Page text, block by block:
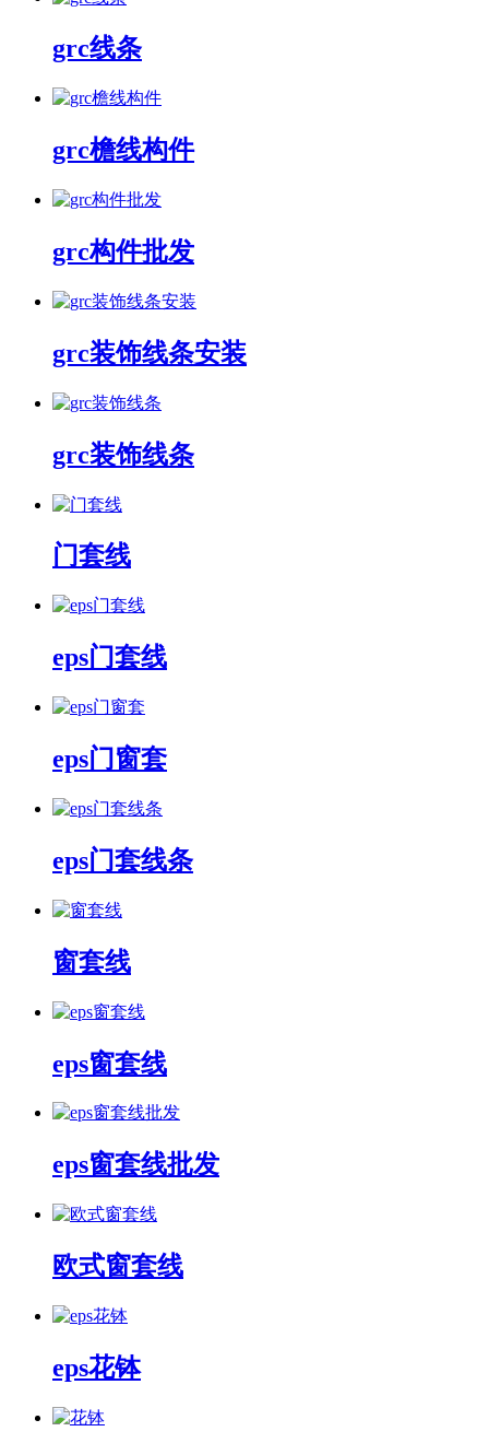
grc线条
grc檐线构件
grc构件批发
grc装饰线条安装
grc装饰线条
门套线
eps门套线
eps门窗套
eps门套线条
窗套线
eps窗套线
eps窗套线批发
欧式窗套线
eps花钵